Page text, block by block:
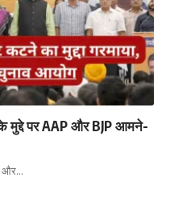
मुद्दे पर AAP और BJP आमने-
और…